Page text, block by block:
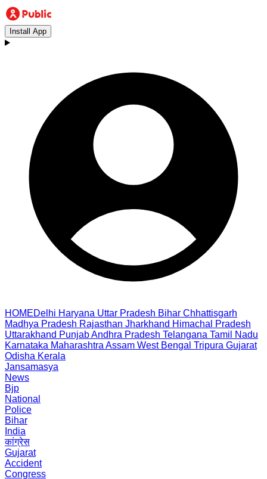
Install App
HOMEDelhi Haryana Uttar Pradesh Bihar Chhattisgarh
Madhya Pradesh Rajasthan Jharkhand Himachal Pradesh
Uttarakhand PunjabAndhra Pradesh Telangana Tamil Nadu
Karnataka Maharashtra Assam West Bengal Tripura Gujarat
Odisha Kerala
Jansamasya
News
Bjp
National
Police
Bihar
India
कांग्रेस
Gujarat
Accident
Congress